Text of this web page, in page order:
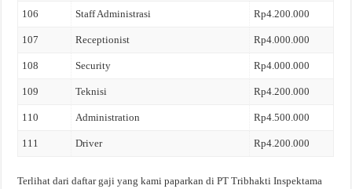
106 Staff Administrasi Rp4.200.000
107 Receptionist Rp4.000.000
108 Security Rp4.000.000
109 Teknisi Rp4.200.000
110 Administration Rp4.500.000
111 Driver Rp4.200.000
Terlihat dari daftar gaji yang kami paparkan di PT Tribhakti Inspektama